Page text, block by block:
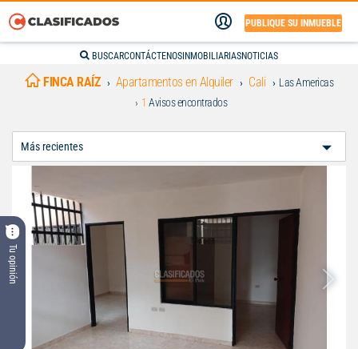
PUBLIQUE SU INMUEBLE
BUSCARCONTÁCTENOS INMOBILIARIASNOTICIAS
Tu opinión
FINCA RAÍZ Apartamentos en Alquiler Cali
Las Americas
1 Avisos encontrados